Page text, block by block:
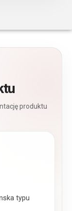
produktu
typu